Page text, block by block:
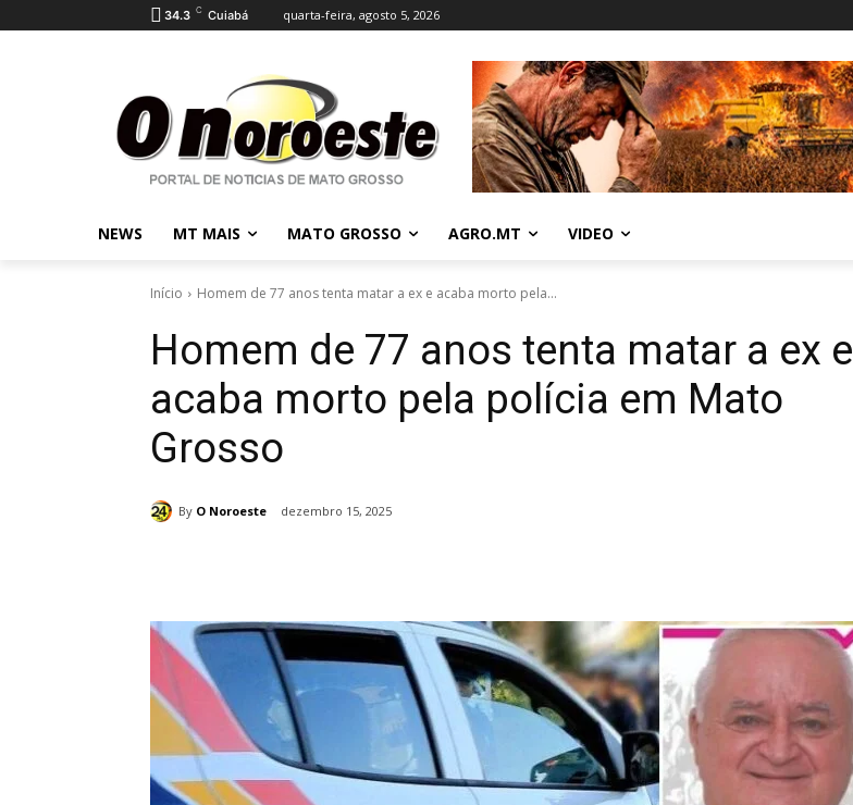
34.3 C Cuiabá quarta-feira, agosto 5, 2026
NEWS MT MAIS MATO GROSSO AGRO.MT VIDEO
Início Homem de 77 anos tenta matar a ex e acaba morto pela...
Homem de 77 anos tenta matar a ex e
acaba morto pela polícia em Mato
Grosso
By O Noroeste dezembro 15, 2025